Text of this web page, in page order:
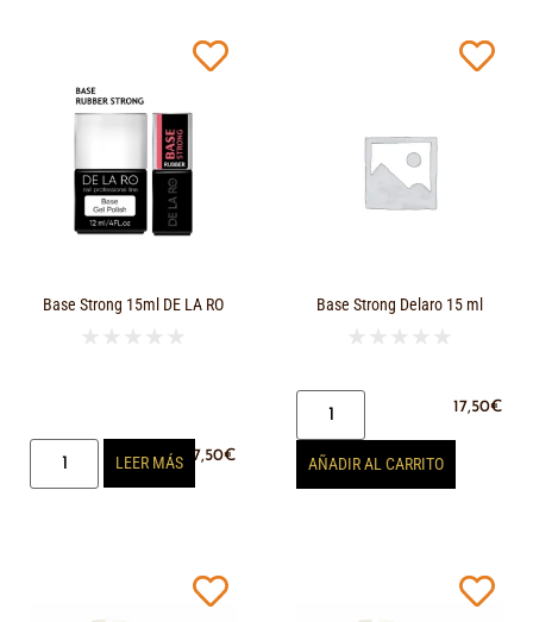
Base Strong 15ml DE LA RO
★ ★ ★ ★ ★
17,50€
LEER MÁS
Base Strong Delaro 15 ml
★ ★ ★ ★ ★
17,50€
AÑADIR AL CARRITO